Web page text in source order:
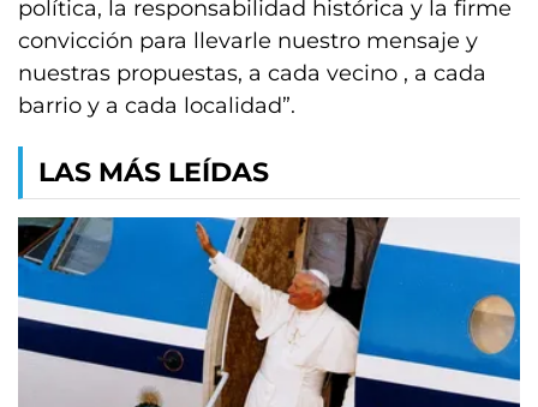
política, la responsabilidad histórica y la firme
convicción para llevarle nuestro mensaje y
nuestras propuestas, a cada vecino , a cada
barrio y a cada localidad”.
LAS MÁS LEÍDAS